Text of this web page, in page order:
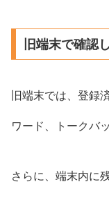
旧端末で確認
旧端末では、登録
ワード、トークバ
さらに、端末内に